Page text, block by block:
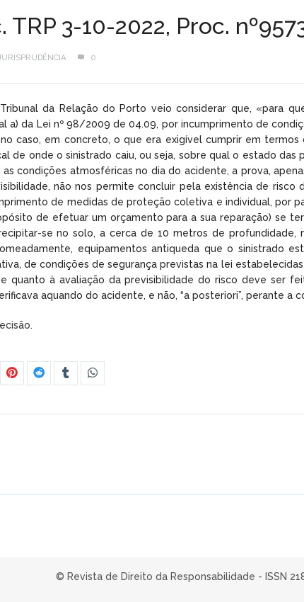
TRP 3-10-2022, Proc.
0
da Relação do Porto veio considerar que, «para
a) da Lei nº 98/2009 de 04.09, por incumprimento de
caso, em concreto, o que era exigível cumprir em
de onde o sinistrado caiu, ou seja, sobre qual o estado
condições atmosféricas no dia do acidente, a prova,
não nos permite concluir pela existência de risco
de medidas de proteção coletiva e individual, por
de efetuar um orçamento para a sua reparação) se
se no solo, a cerca de 10 metros de
equipamentos antiqueda que o sinistrado
de condições de segurança previstas na lei
quanto à avaliação da previsibilidade do risco deve ser
aquando do acidente, e não, “a posteriori”, perante a
© Revista de Direito da Responsabilidade - ISSN